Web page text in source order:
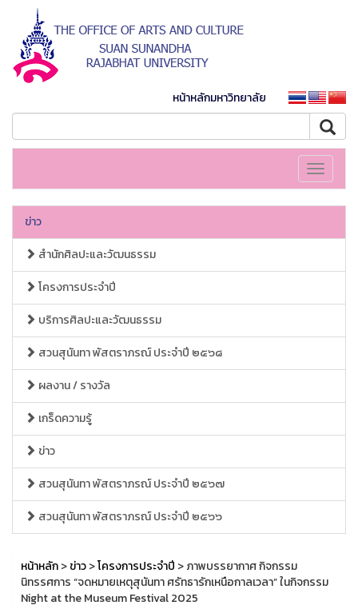
หน้าหลักมหาวิทยาลัย
Toggle
ข่าว
สำนักศิลปะและวัฒนธรรม
โครงการประจำปี
บริการศิลปะและวัฒนธรรม
สวนสุนันทา พัสตราภรณ์ ประจำปี ๒๕๖๘
ผลงาน / รางวัล
เกร็ดความรู้
ข่าว
สวนสุนันทา พัสตราภรณ์ ประจำปี ๒๕๖๗
สวนสุนันทา พัสตราภรณ์ ประจำปี ๒๕๖๖
หน้าหลัก>ข่าว>โครงการประจำปี > ภาพบรรยากาศ กิจกรรม
นิทรรศการ “จดหมายเหตุสุนันทา ศรัทธารักเหนือกาลเวลา” ในกิจกรรม
Night at the Museum Festival 2025